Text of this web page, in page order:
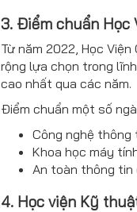
3. Điểm chuẩn Học
Từ năm 2022, Học
rộng lựa chọn trong
cao nhất qua các năm.
Điểm chuẩn một số
Công nghệ thông
Khoa học máy
An toàn thông tin
4. Học viện Kỹ